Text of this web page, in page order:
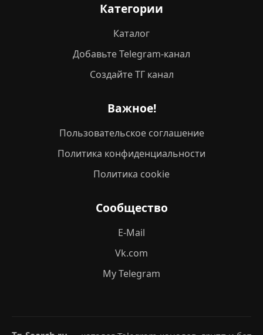
Категории
Каталог
Добавьте Telegram-канал
Создайте ТГ канал
Важное!
Пользовательское соглашение
Политика конфиденциальности
Политика cookie
Сообщество
E-Mail
Vk.com
My Telegram